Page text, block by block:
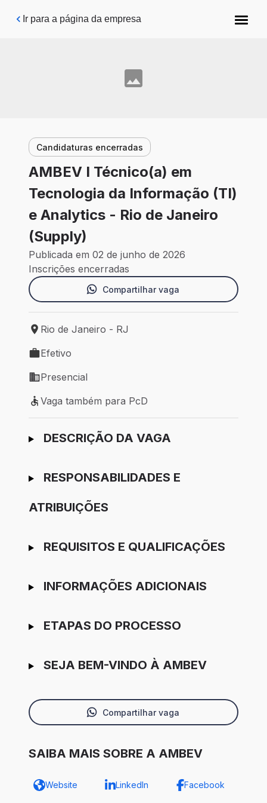
Pular para o conteúdo principal
Ir para a página da empresa
Candidaturas encerradas
AMBEV I Técnico(a) em
Tecnologia da Informação (TI)
e Analytics - Rio de Janeiro
(Supply)
Publicada em 02 de junho de 2026
Inscrições encerradas
Compartilhar vaga
Local de trabalho: Rio de Janeiro - RJ
Rio de Janeiro - RJ
Tipo de vaga: Efetivo
Efetivo
Modelo de trabalho: Presencial
Presencial
Vaga também para PcD
Vaga também para PcD
Ir para candidatura
DESCRIÇÃO DA VAGA
RESPONSABILIDADES E
ATRIBUIÇÕES
REQUISITOS E QUALIFICAÇÕES
INFORMAÇÕES ADICIONAIS
ETAPAS DO PROCESSO
SEJA BEM-VINDO À AMBEV
Compartilhar vaga
SAIBA MAIS SOBRE A AMBEV
Website LinkedIn Facebook